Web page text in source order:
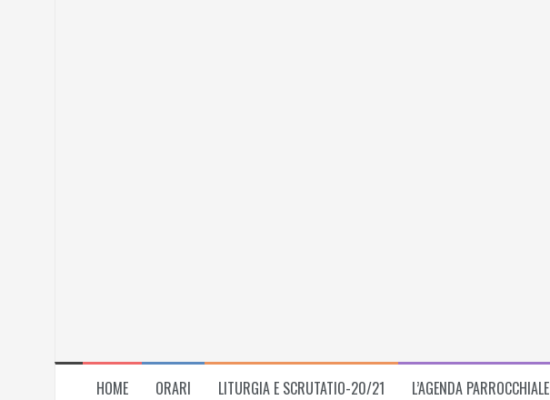
HOME ORARI LITURGIA E SCRUTATIO-20/21 L’AGENDA PARROCCHIALE